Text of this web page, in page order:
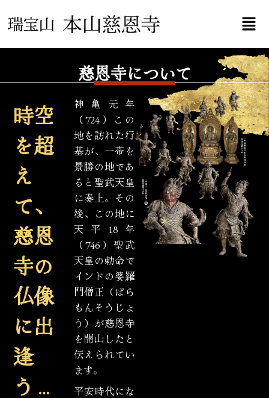
容
ス
メ
ニ
ュ
ー
慈恩寺について
時空
を超
え
て、
慈恩
寺の
仏像
に出
逢
う…
神亀元年
（724）この
地を訪れた行
基が、一帯を
景勝の地であ
ると聖武天皇
に奏上。その
後、この地に
天平18年
（746）聖武
天皇の勅命で
インドの婆羅
門僧正（ばら
もんそうじょ
う）が慈恩寺
を開山したと
伝えられてい
ます。
平安時代にな